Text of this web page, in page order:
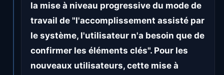
la mise à niveau progressive du mode de
travail de "l'accomplissement assisté par
le système, l'utilisateur n'a besoin que de
confirmer les éléments clés". Pour les
nouveaux utilisateurs, cette mise à